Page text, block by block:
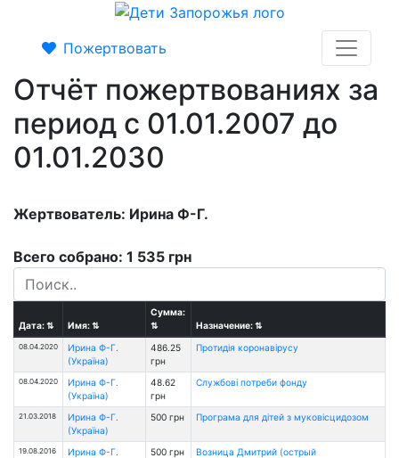
Пожертвовать
Отчёт пожертвованиях за
период с 01.01.2007 до
01.01.2030
Жертвователь: Ирина Ф-Г.
Всего собрано: 1 535 грн
Дата:⇅ Имя:⇅
Сумма:
⇅
Назначение:⇅
08.04.2020
Ирина Ф-Г.
(Україна)
486.25
грн
Протидія коронавірусу
08.04.2020
Ирина Ф-Г.
(Україна)
48.62
грн
Службові потреби фонду
21.03.2018
Ирина Ф-Г.
(Україна)
500 грн Програма для дітей з муковісцидозом
19.08.2016
Ирина Ф-Г.
500 грн
Возница Дмитрий (острый